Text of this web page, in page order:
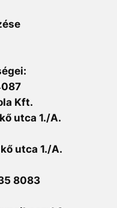
Kft.
utca 1./A.
utca 1./A.
8083